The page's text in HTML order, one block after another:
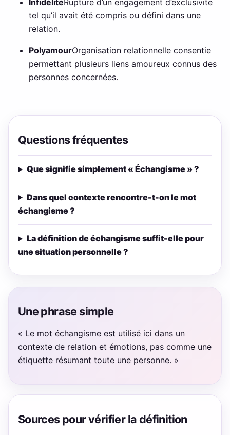
tel qu’il avait été compris ou défini dans une
relation.
PolyamourOrganisation relationnelle consentie
permettant plusieurs liens amoureux connus des
personnes concernées.
Questions fréquentes
Que signifie simplement « Échangisme » ?
Dans quel contexte rencontre-t-on le mot
échangisme ?
La définition de échangisme suffit-elle pour
une situation personnelle ?
Une phrase simple
« Le mot échangisme est utilisé ici dans un
contexte de relation et émotions, pas comme une
étiquette résumant toute une personne. »
Sources pour vérifier la définition